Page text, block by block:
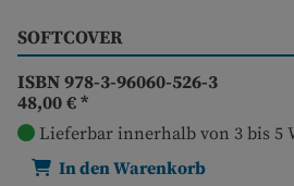
SOFTCOVER
ISBN 978-3-96060-526-3
48,00 €*
Lieferbar innerhalb von 3 bis 5
In den Warenkorb